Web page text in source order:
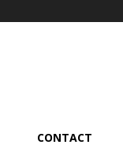
CONTACT